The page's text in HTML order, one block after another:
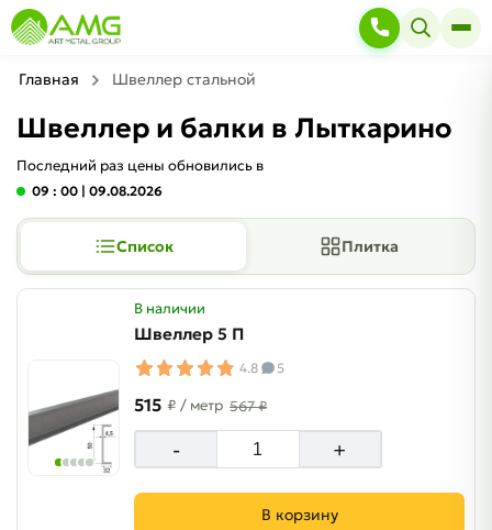
Главная Швеллер стальной
Швеллер и балки в Лыткарино
Последний раз цены обновились в
09 : 00 | 09.08.2026
Список Плитка
В наличии
Швеллер 5 П
4.8 5
515 ₽ / метр 567 ₽
- +
В корзину